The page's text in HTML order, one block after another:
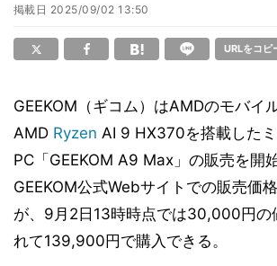
掲載日 2025/09/02 13:50
URLをコピ
GEEKOM（ギコム）はAMDのモバイ
AMD Ryzen AI 9 HX370を搭載した
PC「GEEKOM A9 Max」の販売を開始
GEEKOM公式Webサイトでの販売価
が、9月2日13時時点では30,000円の
れて139,900円で購入できる。